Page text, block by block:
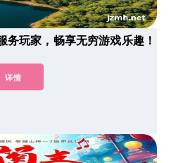
务玩家，畅享无穷游戏乐趣！
详情